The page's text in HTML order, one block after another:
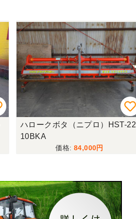
ハロークボタ（ニプロ）HST-22
10BKA
84,000